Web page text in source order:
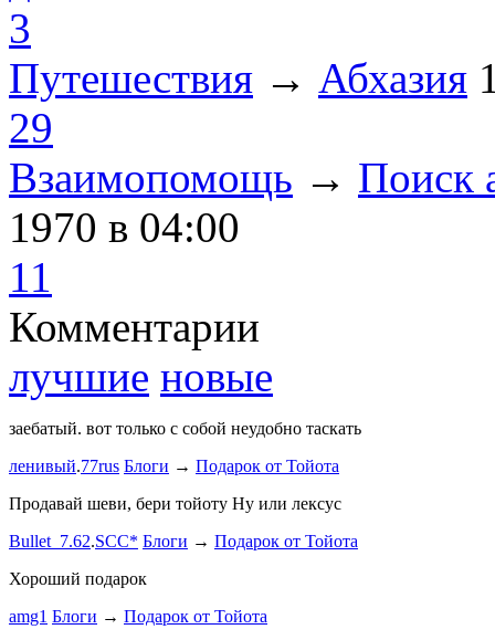
3
Путешествия → Абхазия
29
Взаимопомощь → Поиск
1970 в 04:00
11
Комментарии
лучшие новые
заебатый. вот только с собой неудобно таскать
ленивый.77rus Блоги → Подарок от Тойота
Продавай шеви, бери тойоту Ну или лексус
Bullet_7.62.SCC* Блоги → Подарок от Тойота
Хороший подарок
amg1 Блоги → Подарок от Тойота